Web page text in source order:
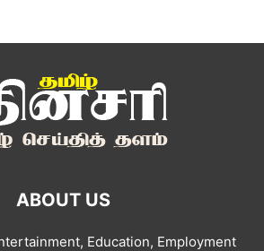
ABOUT US
Education, Employment